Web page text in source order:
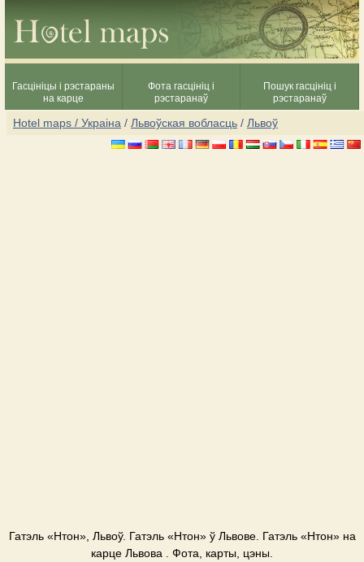
Гасцініцы і рэстараны
на карце
Фота гасцініц і
рэстаранаў
Пошук гасцініц і
рэстаранаў
Hotel maps / Украіна / Львоўская вобласць / Львоў
Гатэль «Нтон», Львоў. Гатэль «Нтон» ў Львове. Гатэль «Нтон» на
карце Львова . Фота, карты, цэны.